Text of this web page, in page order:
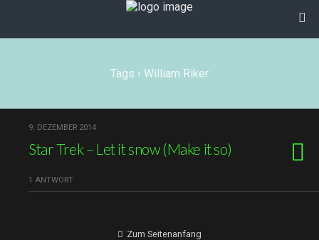
Tags › William Riker
9. DEZEMBER 2014
Star Trek – Let it snow (Make it so)
1 ANTWORT
Zum Seitenanfang